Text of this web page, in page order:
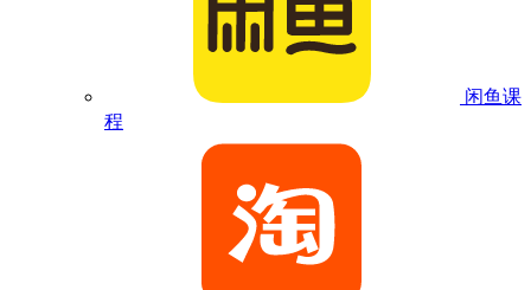
闲鱼课
程